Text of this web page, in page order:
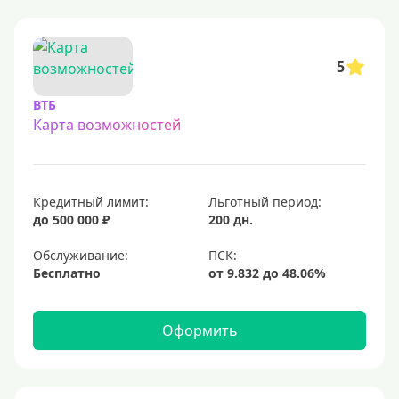
С процентом на остаток
Без процентов
5000 руб
10000 руб
20000 руб
25000 руб
5
ВТБ
Карта возможностей
Кредитный лимит:
до 500 000 ₽
Льготный период:
200 дн.
Обслуживание:
Бесплатно
Оформить